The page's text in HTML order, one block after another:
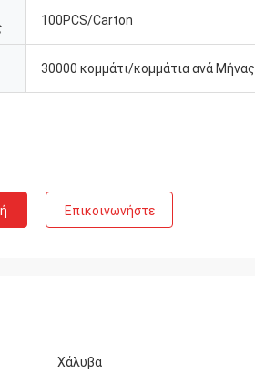
100PCS/Carton
30000 κομμάτι/κομμάτια ανά Μήνας
Επικοινωνήστε
Χάλυβα